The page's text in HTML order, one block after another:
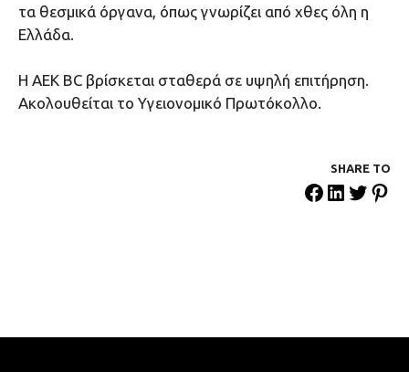
τα θεσμικά όργανα, όπως γνωρίζει από χθες όλη η
Ελλάδα.
Η AEK BC βρίσκεται σταθερά σε υψηλή επιτήρηση.
Ακολουθείται το Υγειονομικό Πρωτόκολλο.
SHARE ΤΟ